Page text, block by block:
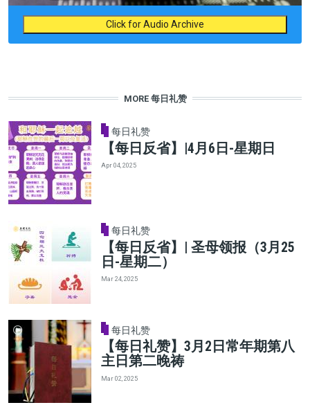
Click for Audio Archive
MORE 每日礼赞
每日礼赞
【每日反省】|4月6日-星期日
Apr 04, 2025
每日礼赞
【每日反省】| 圣母领报（3月25
日-星期二）
Mar 24, 2025
每日礼赞
【每日礼赞】3月2日常年期第八
主日第二晚祷
Mar 02, 2025